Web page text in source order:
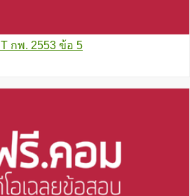
กพ. 2553 ข้อ 5